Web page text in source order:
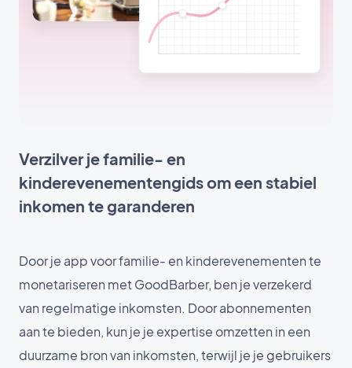
Verzilver je familie- en
kinderevenementengids om een stabiel
inkomen te garanderen
Door je app voor familie- en kinderevenementen te
monetariseren met GoodBarber, ben je verzekerd
van regelmatige inkomsten. Door abonnementen
aan te bieden, kun je je expertise omzetten in een
duurzame bron van inkomsten, terwijl je je gebruikers